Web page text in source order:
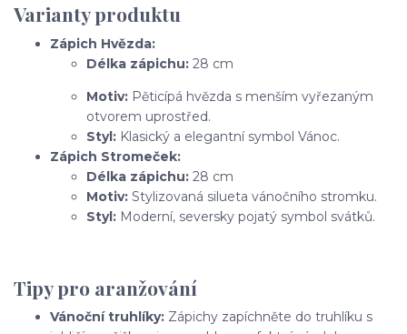
Varianty produktu
Zápich Hvězda:
Délka zápichu: 28 cm
Motiv: Pěticípá hvězda s menším vyřezaným
otvorem uprostřed.
Styl: Klasický a elegantní symbol Vánoc.
Zápich Stromeček:
Délka zápichu: 28 cm
Motiv: Stylizovaná silueta vánočního stromku.
Styl: Moderní, seversky pojatý symbol svátků.
Tipy pro aranžování
Vánoční truhlíky: Zápichy zapíchněte do truhlíku s